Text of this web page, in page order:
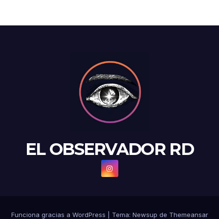
EL OBSERVADOR RD
Funciona gracias a WordPress Tema: Newsup de Themeansar